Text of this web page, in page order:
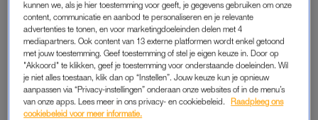
september 2020 eigenlijk per ongeluk aan het licht. Hij wordt
aangehouden nadat hij in een supermarkt zogenaamde
upskirtsmaakt: stiekeme filmbeelden onder de rokken van
drie vrouwen. Als rechercheurs vervolgens zijn harde schijf
uitlezen vinden ze daarop meer dan twintigduizend
pornografische beelden. Uit verder onderzoek blijkt een groot
deel van de beelden te draaien om één ding: documentatie
kunnen we, als je hier toestemming voor geeft, je gegevens gebruiken om onze
content, communicatie en aanbod te personaliseren en je relevante
advertenties te tonen, en voor marketingdoeleinden delen met 4
mediapartners. Ook content van 13 externe platformen wordt enkel getoond
met jouw toestemming. Geef toestemming of stel je eigen keuze in. Door op
"Akkoord" te klikken, geef je toestemming voor onderstaande doeleinden. Wil
je niet alles toestaan, klik dan op “Instellen”. Jouw keuze kun je opnieuw
aanpassen via “Privacy-instellingen” onderaan onze websites of in de menu’s
van onze apps. Lees meer in ons privacy- en cookiebeleid.
Raadpleeg ons
cookiebeleid voor meer informatie.